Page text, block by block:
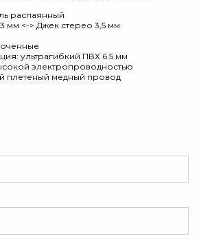
распаянный
мм <-> Джек стерео 3,5 мм
ультрагибкий ПВХ 6.5 мм
электропроводностью
плетеный медный провод